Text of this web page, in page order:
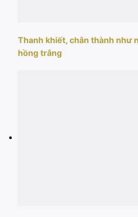
Thanh khiết, chân thành như
hồng trắng